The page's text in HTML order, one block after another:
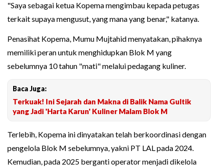
"Saya sebagai ketua Kopema mengimbau kepada petugas
terkait supaya mengusut, yang mana yang benar," katanya.
Penasihat Kopema, Mumu Mujtahid menyatakan, pihaknya
memiliki peran untuk menghidupkan Blok M yang
sebelumnya 10 tahun "mati" melalui pedagang kuliner.
Baca Juga:
Terkuak! Ini Sejarah dan Makna di Balik Nama Gultik
yang Jadi 'Harta Karun' Kuliner Malam Blok M
Terlebih, Kopema ini dinyatakan telah berkoordinasi dengan
pengelola Blok M sebelumnya, yakni PT LAL pada 2024.
Kemudian, pada 2025 berganti operator menjadi dikelola